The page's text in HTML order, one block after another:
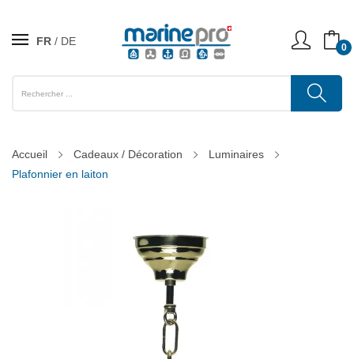
FR DE 0
Accueil Cadeaux / Décoration
Luminaires
Plafonnier en laiton